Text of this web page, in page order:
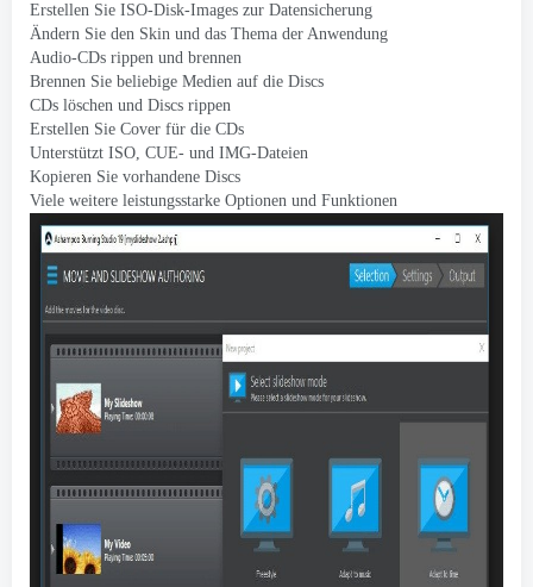
Erstellen Sie ISO-Disk-Images zur Datensicherung
Ändern Sie den Skin und das Thema der Anwendung
Audio-CDs rippen und brennen
Brennen Sie beliebige Medien auf die Discs
CDs löschen und Discs rippen
Erstellen Sie Cover für die CDs
Unterstützt ISO, CUE- und IMG-Dateien
Kopieren Sie vorhandene Discs
Viele weitere leistungsstarke Optionen und Funktionen